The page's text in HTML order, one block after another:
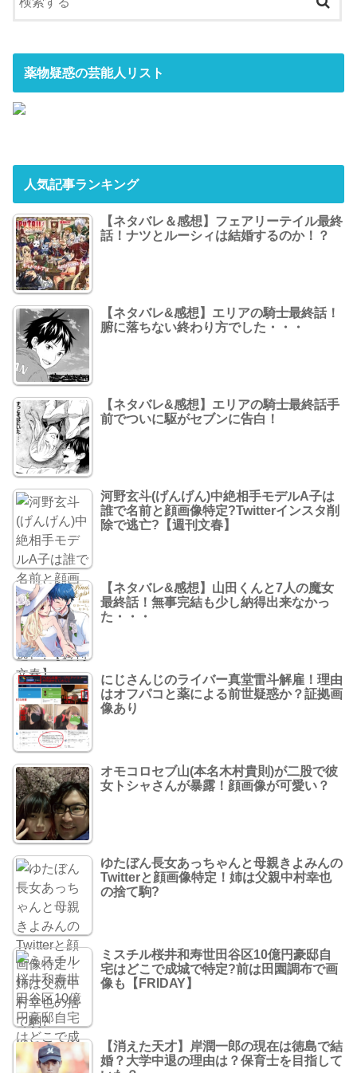
薬物疑惑の芸能人リスト
人気記事ランキング
【ネタバレ＆感想】フェアリーテイル最終
話！ナツとルーシィは結婚するのか！？
【ネタバレ&感想】エリアの騎士最終話！
腑に落ちない終わり方でした・・・
【ネタバレ&感想】エリアの騎士最終話手
前でついに駆がセブンに告白！
河野玄斗(げんげん)中絶相手モデルA子は
誰で名前と顔画像特定?Twitterインスタ削
除で逃亡?【週刊文春】
【ネタバレ&感想】山田くんと7人の魔女
最終話！無事完結も少し納得出来なかっ
た・・・
にじさんじのライバー真堂雷斗解雇！理由
はオフパコと薬による前世疑惑か？証拠画
像あり
オモコロセブ山(本名木村貴則)が二股で彼
女トシャさんが暴露！顔画像が可愛い？
ゆたぼん長女あっちゃんと母親きよみんの
Twitterと顔画像特定！姉は父親中村幸也
の捨て駒?
ミスチル桜井和寿世田谷区10億円豪邸自
宅はどこで成城で特定?前は田園調布で画
像も【FRIDAY】
【消えた天才】岸潤一郎の現在は徳島で結
婚？大学中退の理由は？保育士を目指して